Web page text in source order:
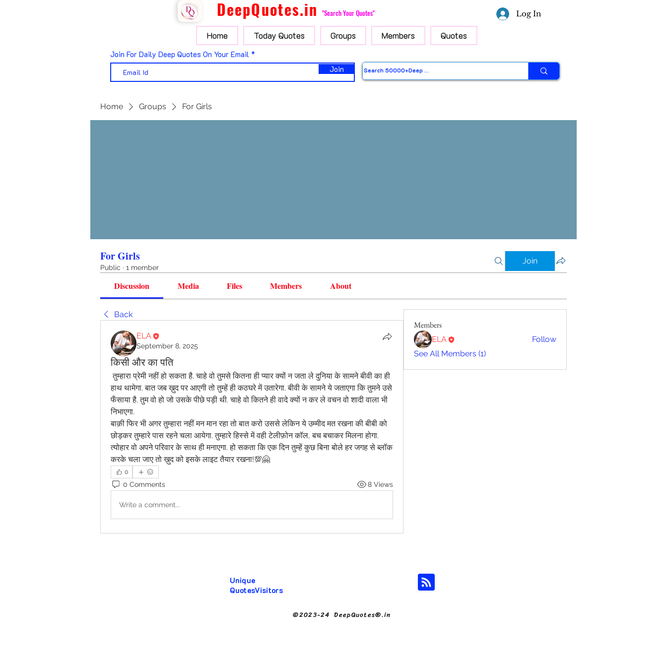
DeepQuotes.in "Search Your Quotes" Log In
Home Today Quotes Groups Members Quotes
Join For Daily Deep Quotes On Your Email
Join
Home Groups For Girls
For Girls
Public · 1 member
Join
Discussion Media Files Members About
Back
ELA
September 8, 2025
किसी और का पति
तुम्हारा प्रेमी नहीं हो सकता है. चाहे वो तुमसे कितना ही प्यार क्यों न जता ले दुनिया के सामने बीवी का ही
हाथ थामेगा. बात जब ख़ुद पर आएगी तो तुम्हें ही कठघरे में उतारेगा. बीवी के सामने ये जताएगा कि तुमने उसे
फँसाया है. तुम वो हो जो उसके पीछे पड़ी थी. चाहे वो कितने ही वादे क्यों न कर ले वचन वो शादी वाला भी
निभाएगा.
बाक़ी फिर भी अगर तुम्हारा नहीं मन मान रहा तो बात करो उससे लेकिन ये उम्मीद मत रखना की बीबी को
छोड़कर तुम्हारे पास रहने चला आयेगा. तुम्हारे हिस्से में वही टेलीफ़ोन कॉल, बच बचाकर मिलना होगा.
त्योहार वो अपने परिवार के साथ ही मनाएगा. हो सकता कि एक दिन तुम्हें कुछ बिना बोले हर जगह से ब्लॉक
करके चला जाए तो ख़ुद को इसके लाइट तैयार रखना!💯🤗
0
0 Comments 8 Views
Write a comment...
Members
ELA
Follow
See All Members (1)
Unique
QuotesVisitors
©2023-24 DeepQuotes®.in